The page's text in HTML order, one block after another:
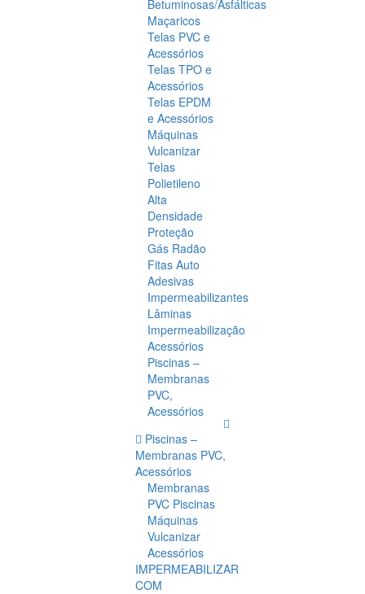
Betuminosas/Asfálticas
Maçaricos
Telas PVC e
Acessórios
Telas TPO e
Acessórios
Telas EPDM
e Acessórios
Máquinas
Vulcanizar
Telas
Polietileno
Alta
Densidade
Proteção
Gás Radão
Fitas Auto
Adesivas
Impermeabilizantes
Lâminas
Impermeabilização
Acessórios
Piscinas –
Membranas
PVC,
Acessórios
Piscinas –
Membranas PVC,
Acessórios
Membranas
PVC Piscinas
Máquinas
Vulcanizar
Acessórios
IMPERMEABILIZAR
COM